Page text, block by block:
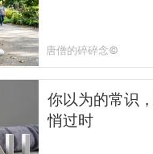
唐僧的碎碎念©
你以为的常识
悄过时